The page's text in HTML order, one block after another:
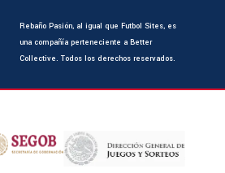
Rebaño Pasión, al igual que Futbol Sites, es
una compañía perteneciente a Better
Collective. Todos los derechos reservados.